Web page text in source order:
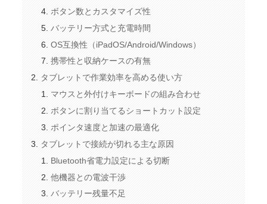
ボタン数とカスタマイズ性
バッテリー方式と充電時間
OS互換性（iPadOS/Android/Windows）
携帯性と収納ケースの有無
タブレットで作業効率を高める使い方
マウスと外付けキーボードの組み合わせ
ボタンに割り当てるショートカット設定
ポインタ速度と加速の最適化
タブレットで接続が切れる主な原因
Bluetooth省電力設定による切断
他機器との電波干渉
バッテリー残量不足